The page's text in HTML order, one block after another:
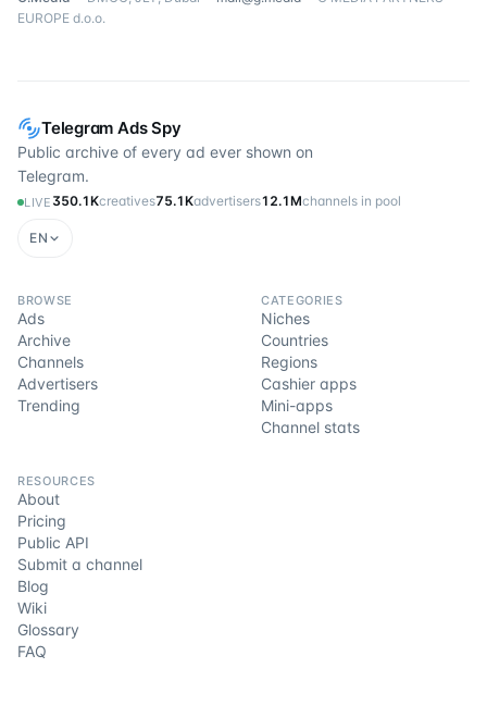
Telegram Ads Spy
Public archive of every ad ever shown on
Telegram.
LIVE 350.1Kcreatives75.1Kadvertisers12.1Mchannels in pool
EN
BROWSE
Ads
Archive
Channels
Advertisers
Trending
CATEGORIES
Niches
Countries
Regions
Cashier apps
Mini-apps
Channel stats
RESOURCES
About
Pricing
Public API
Submit a channel
Blog
Wiki
Glossary
FAQ
EUROPE d.o.o.